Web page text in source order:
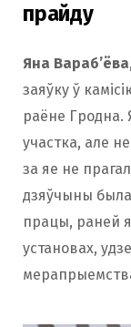
прайду
Яна Вараб’ёва
заяўку ў
раёне Гродна.
участка, але
за яе не
дзяўчыны
працы, раней
установах,